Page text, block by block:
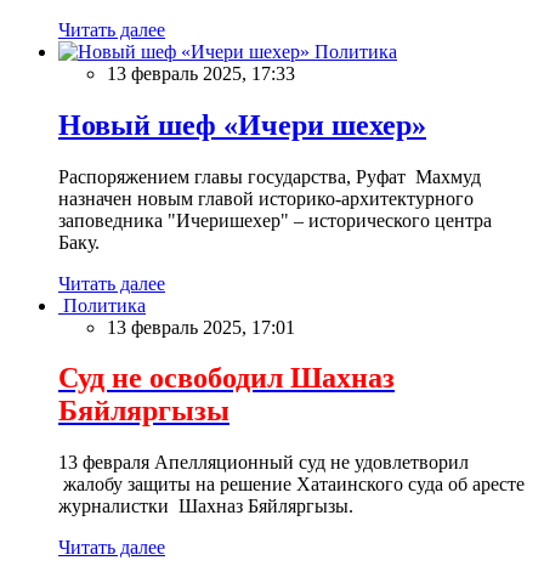
Читать далее
Политика
13 февраль 2025, 17:33
Новый шеф «Ичери шехер»
Распоряжением главы государства, Руфат Махмуд
назначен новым главой историко-архитектурного
заповедника "Ичеришехер" – исторического центра
Баку.
Читать далее
Политика
13 февраль 2025, 17:01
Суд не освободил Шахназ
Бяйляргызы
13 февраля Апелляционный суд не удовлетворил
жалобу защиты на решение Хатаинского суда об аресте
журналистки Шахназ Бяйляргызы.
Читать далее